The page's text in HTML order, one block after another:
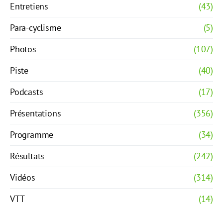
Entretiens
(43)
Para-cyclisme
(5)
Photos
(107)
Piste
(40)
Podcasts
(17)
Présentations
(356)
Programme
(34)
Résultats
(242)
Vidéos
(314)
VTT
(14)